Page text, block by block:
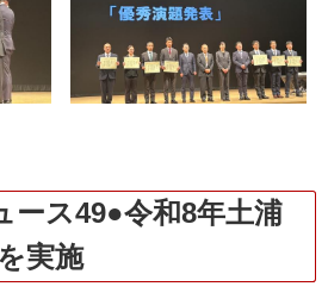
ース49●令和8年土浦
実施